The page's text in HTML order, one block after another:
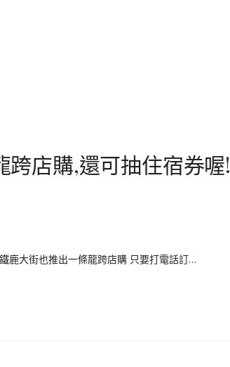
店購,還可抽住宿券喔!
鹿大街也推出一條龍跨店購 只要打電話訂…